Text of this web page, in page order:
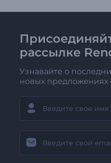
рассылке
Узнавайте о
новых